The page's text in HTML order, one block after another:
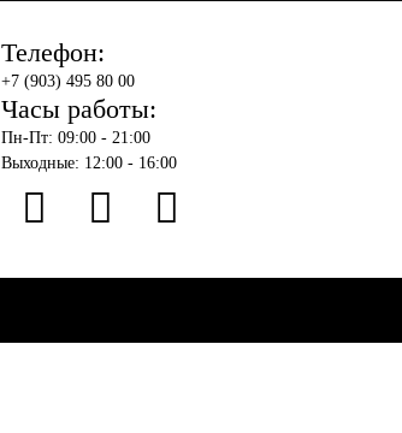
Телефон:
+7 (903) 495 80 00
Часы работы:
Пн-Пт: 09:00 - 21:00
Выходные: 12:00 - 16:00